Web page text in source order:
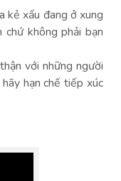
kẻ xấu đang ở xung
chứ không phải bạn
với những người
hạn chế tiếp xúc